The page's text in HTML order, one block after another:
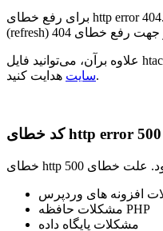
برای رفع خطای http error 404. the requested resource is not found چه باید کرد؟ تلاش دوباره برای دسترسی به صفحه‌ی وب از طریق فشردن دکمه‌ی F5، کلیک بر روی دکمه‌ی تازه‌ سازی یا بارگذاری مجدد
سایتهدایت کنید.
کد خطای http error 500
افزونه های وردپرس
مشکلات حافظه PHP
مشکلات پایگاه داده